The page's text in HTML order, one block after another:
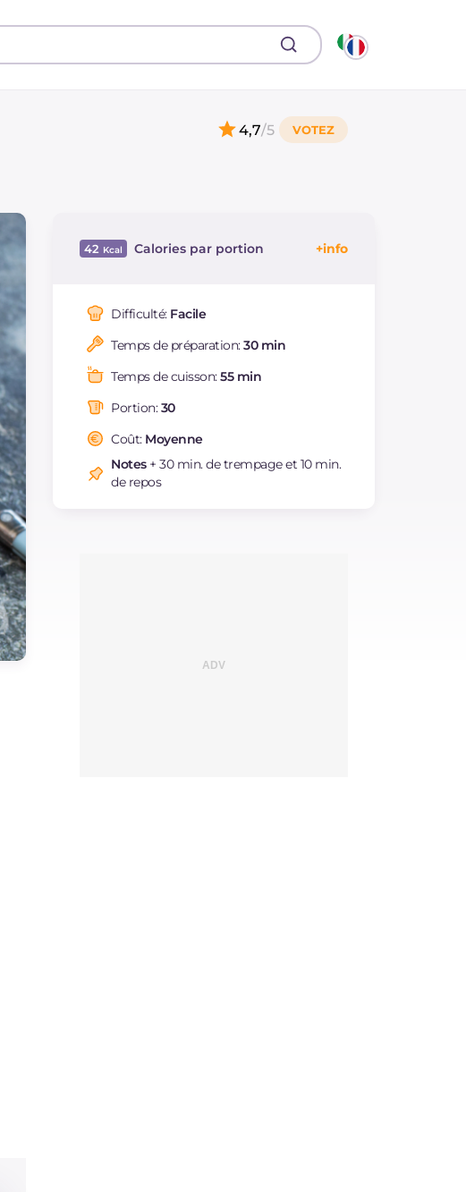
4,7/5
42 Calories par portion
Dont sucres
Protéine g
Graisses
saturés
Fibre
Sodium
Difficulté: Facile
Temps de préparation:30 min
Temps de cuisson:55 min
Portion:30
Coût: Moyenne
Notes+ 30 min. de trempage et 10 min.
de repos